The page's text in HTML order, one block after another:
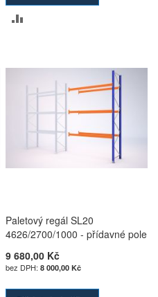
POROVNÁNÍ
Paletový regál SL20
4626/2700/1000 - přídavné pole
9 680,00 Kč
8 000,00 Kč